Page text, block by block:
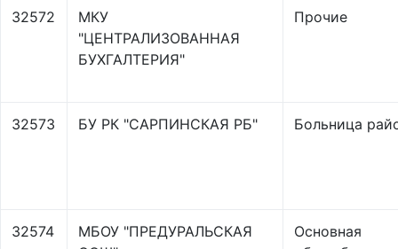
32572
МКУ
"ЦЕНТРАЛИЗОВАННАЯ
БУХГАЛТЕРИЯ"
Прочие
32573 БУ РК "САРПИНСКАЯ РБ" Больница
32574
МБОУ "ПРЕДУРАЛЬСКАЯ
Основная